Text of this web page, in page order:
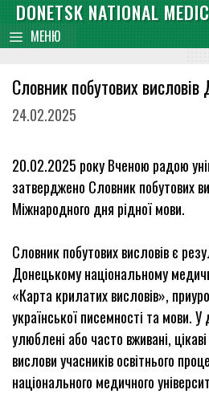
content
Skip
to
content
DONETSK NATIONAL
МЕНЮ
Словник побутових
24.02.2025
20.02.2025 року Вченою радою
затверджено Словник побутових
Міжнародного дня рідної мови.
Словник побутових висловів є
Донецькому національному
«Карта крилатих висловів»,
української писемності та мови. У
улюблені або часто вживані,
вислови учасників освітнього
національного медичного